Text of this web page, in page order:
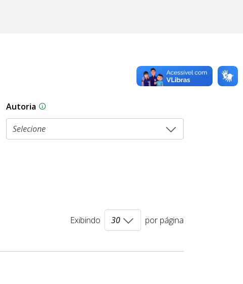
por diferentes estágios durante o processo
Autoria As proposições legislativas na CLDF podem ser
Exibindo por página